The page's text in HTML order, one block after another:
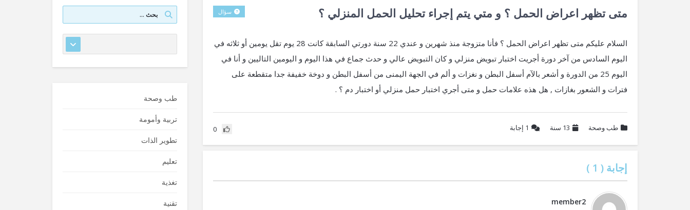
متى تظهر اعراض الحمل ؟ و متي يتم إجراء تحليل الحمل المنزلي ؟ سؤال
السلام عليكم متى تظهر اعراض الحمل ؟ فأنا متزوجة منذ شهرين و عندي 22 سنة دورتي السابقة كانت 28 يوم تقل يومين أو ثلاثه في
اليوم السادس من آخر دورة أجريت اختبار تبويض منزلي و كان التبويض عالي و حدث جماع في هذا اليوم و اليومين التاليين و أنا في
اليوم 25 من الدورة و أشعر بالآم أسفل البطن و نغزات و ألم في الجهة اليمنى من أسفل البطن و دوخة خفيفة جدا متقطعة على
فترات و الشعور بغازات , هل هذه علامات حمل و متى أجري اختبار حمل منزلي أو اختبار دم ؟ .
طب وصحة 13 سنة 1 إجابة 0
إجابة ( 1
)
member2
طب وصحة
تربية وأمومة
تطوير الذات
تعليم
تغذية
تقنية